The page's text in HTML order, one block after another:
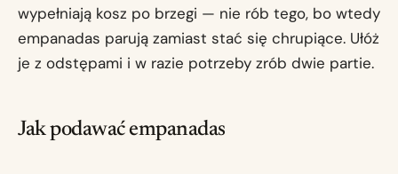
wypełniają kosz po brzegi — nie rób tego, bo wtedy
empanadas parują zamiast stać się chrupiące. Ułóż
je z odstępami i w razie potrzeby zrób dwie partie.
Jak podawać empanadas